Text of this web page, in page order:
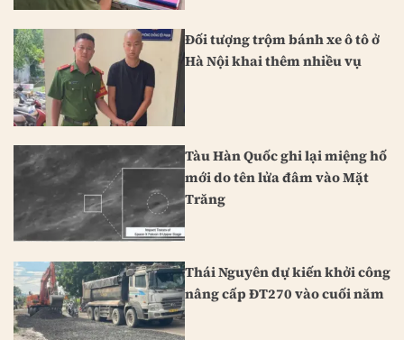
Đối tượng trộm bánh xe ô tô ở
Hà Nội khai thêm nhiều vụ
Tàu Hàn Quốc ghi lại miệng hố
mới do tên lửa đâm vào Mặt
Trăng
Thái Nguyên dự kiến khởi công
nâng cấp ĐT270 vào cuối năm